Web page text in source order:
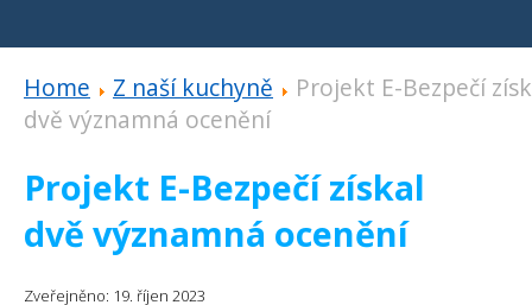
Home Z naší kuchyně
Projekt E-Bezpečí
dvě významná ocenění
Projekt E-Bezpečí získal
dvě významná ocenění
Zveřejněno: 19. říjen 2023